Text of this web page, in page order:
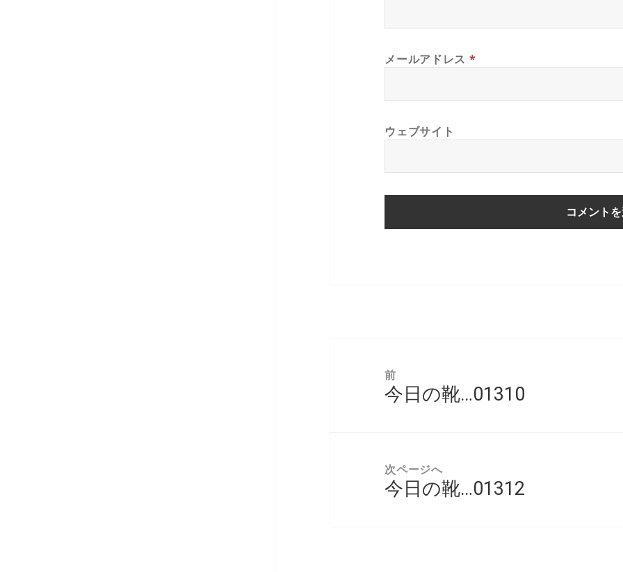
メールアドレス *
ウェブサイト
前
前
今日の靴…01310
次ページへ
次
今日の靴…01312